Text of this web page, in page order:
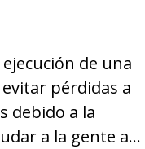
de una
pérdidas a
debido a la
a la gente a…